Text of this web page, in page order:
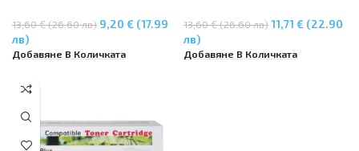
2240, HL-2240D, HL-2250, HL-
2250DN, HL-2270DW, MFC-
7360N, MFC-7460DN, MFC-
13,60 € (26.60 лв) 9,20 € (17.99
лв)
Добавяне В Количката
2240, HL-2240D, HL-2250, HL-
2250DN, HL-2270DW, MFC-
7360N, MFC-7460DN, MFC-
13,60 € (26.60 лв)11,71 € (22.90
лв)
Добавяне В Количката